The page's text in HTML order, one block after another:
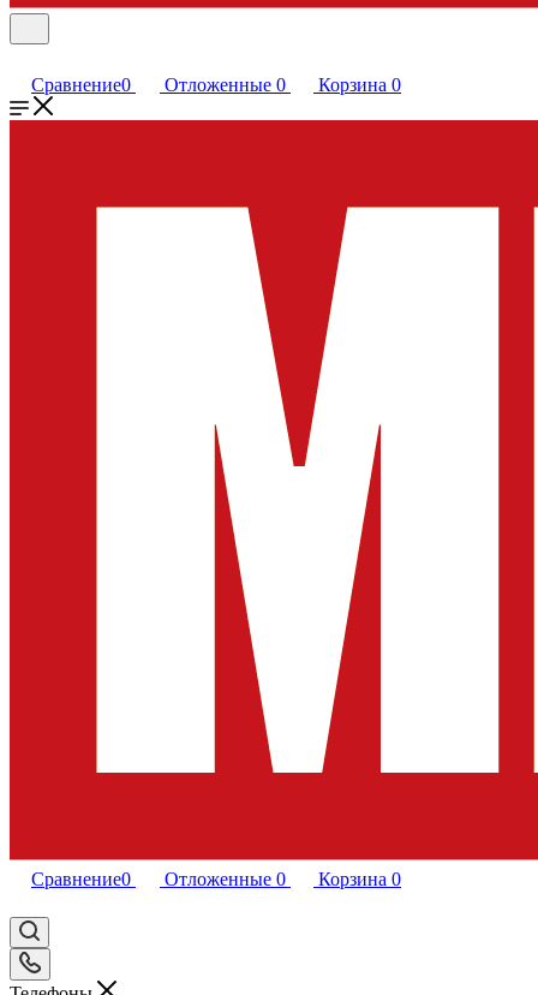
Сравнение0 Отложенные 0 Корзина 0
Сравнение0 Отложенные 0 Корзина 0